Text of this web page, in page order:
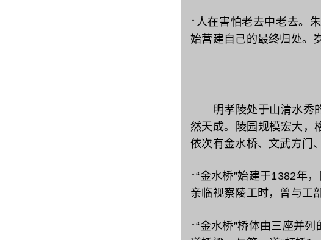
↑人在害怕老去中老去。
始营建自己的最终归处。
明孝陵处于山清水秀的
然天成。陵园规模宏大，
依次有金水桥、文武方门
↑“金水桥”始建于1382年
亲临视察陵工时，曾与工
↑“金水桥”桥体由三座并